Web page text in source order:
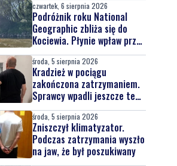
czwartek, 6 sierpnia 2026
Podróżnik roku National
Geographic zbliża się do
Kociewia. Płynie wpław przez
całą Wisłę
środa, 5 sierpnia 2026
Kradzież w pociągu
zakończona zatrzymaniem.
Sprawcy wpadli jeszcze tego
samego dnia
środa, 5 sierpnia 2026
Zniszczył klimatyzator.
Podczas zatrzymania wyszło
na jaw, że był poszukiwany